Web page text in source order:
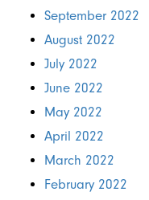
September 2022
August 2022
July 2022
June 2022
May 2022
April 2022
March 2022
February 2022